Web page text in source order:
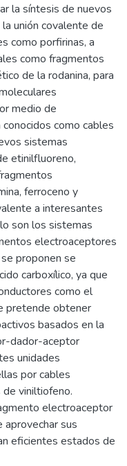
la síntesis de nuevos
unión covalente de
como porfirinas, a
como fragmentos
de la rodanina, para
medio de
como cables
sistemas
etinilfluoreno,
ferroceno y
a interesantes
son los sistemas
electroaceptores
proponen se
carboxílico, ya que
como el
pretende obtener
basados en la
dador-aceptor
unidades
por cables
viniltiofeno.
electroaceptor
sus
eficientes estados de